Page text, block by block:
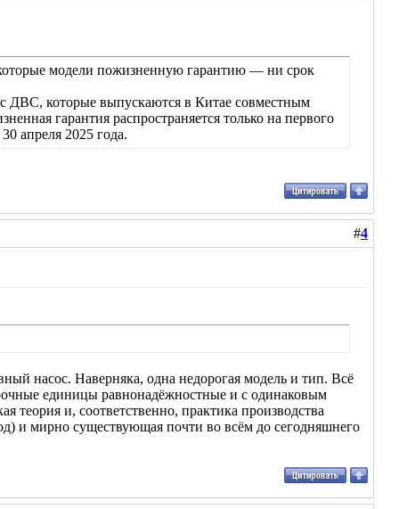
модели пожизненную гарантию — ни срок
ДВС, которые выпускаются в Китае совместным
гарантия распространяется только на первого
апреля 2025 года.
#4
насос. Наверняка, одна недорогая модель и тип. Всё
единицы равнонадёжностные и с одинаковым
теория и, соответственно, практика производства
и мирно существующая почти во всём до сегодняшнего